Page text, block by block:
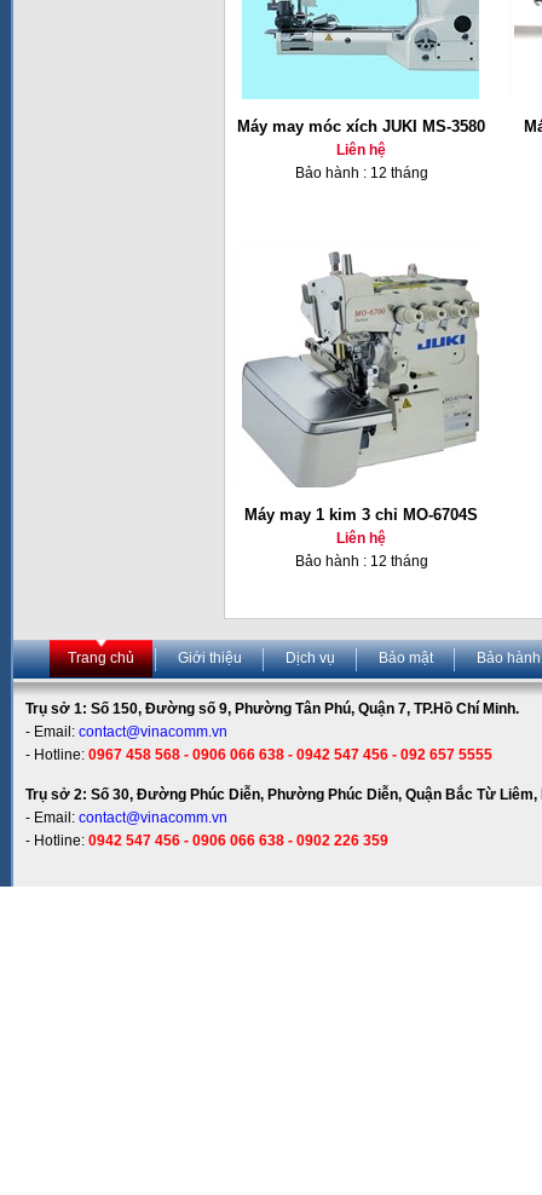
Máy may móc xích JUKI MS-3580
Liên hệ
Bảo hành : 12 tháng
Máy may 1 kim 3 chỉ MO-6704S
Liên hệ
Bảo hành : 12 tháng
Trang chủ Giới thiệu Dịch vụ Bảo mật Bảo hành
Trụ sở 1: Số 150, Đường số 9, Phường Tân Phú, Quận 7, TP.Hồ Chí Minh.
- Email: contact@vinacomm.vn
- Hotline: 0967 458 568 - 0906 066 638 - 0942 547 456 - 092 657 5555
Trụ sở 2: Số 30, Đường Phúc Diễn, Phường Phúc Diễn, Quận Bắc Từ Liêm,
- Email: contact@vinacomm.vn
- Hotline: 0942 547 456 - 0906 066 638 - 0902 226 359